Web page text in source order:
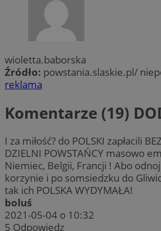
wioletta.baborska
Źródło: powstania.slaskie.pl/
reklama
Komentarze (19)
I za miłość? do POLSKI zapłacili
DZIELNI POWSTAŃCY masowo
Niemiec, Belgii, Francji ! Abo
korzynie i po somsiedzku do
tak ich POLSKA WYDYMAŁA!
boluś
2021-05-04 o 10:32
5 Odpowiedz